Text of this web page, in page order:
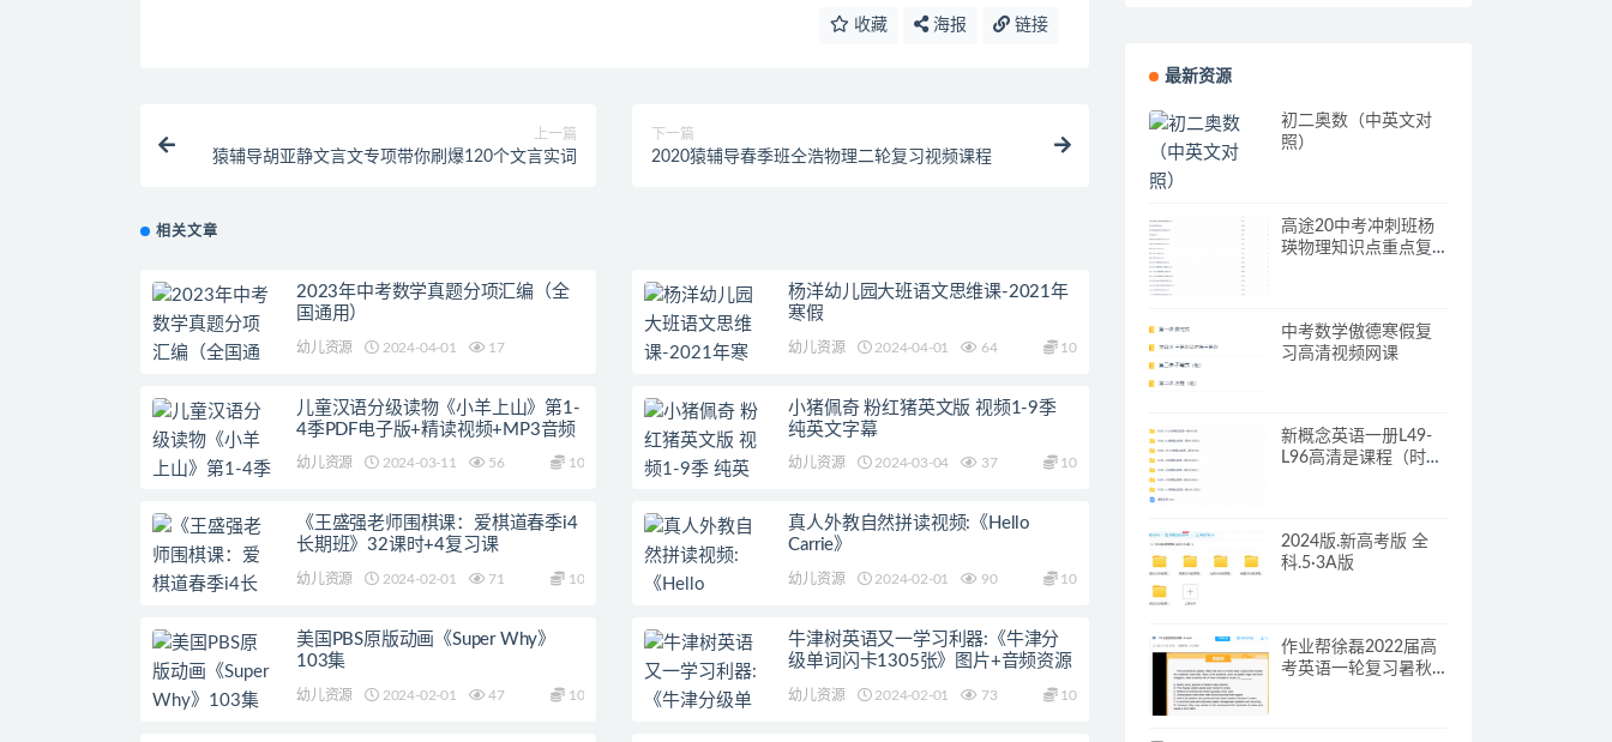
收藏 海报 链接
上一篇
猿辅导胡亚静文言文专项带你刷爆120个文言实词
下一篇
2020猿辅导春季班仝浩物理二轮复习视频课程
相关文章
2023年中考数学真题分项汇编（全
国通用）
幼儿资源 2024-04-01 17
杨洋幼儿园大班语文思维课-2021年
寒假
幼儿资源 2024-04-01 64 10
儿童汉语分级读物《小羊上山》第1-
4季PDF电子版+精读视频+MP3音频
幼儿资源 2024-03-11 56 10
小猪佩奇 粉红猪英文版 视频1-9季
纯英文字幕
幼儿资源 2024-03-04 37 10
《王盛强老师围棋课：爱棋道春季i4
长期班》32课时+4复习课
幼儿资源 2024-02-01 71 10
真人外教自然拼读视频:《Hello
Carrie》
幼儿资源 2024-02-01 90 10
美国PBS原版动画《Super Why》
103集
幼儿资源 2024-02-01 47 10
牛津树英语又一学习利器:《牛津分
级单词闪卡1305张》图片+音频资源
幼儿资源 2024-02-01 73 10
最新资源
初二奥数（中英文对
照）
高途20中考冲刺班杨
瑛物理知识点重点复
中考数学傲德寒假复
习高清视频网课
新概念英语一册L49-
L96高清是课程（时态
2024版.新高考版 全
科.5·3A版
作业帮徐磊2022届高
考英语一轮复习暑秋